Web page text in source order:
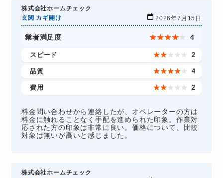
株式会社ホームチェック
玄関 カギ開け
2026年7月15日
業者満足度 ★★★★★ 4
スピード ★★ ★ ★ ★ 2
品質 ★★★★★ 4
費用 ★★ ★ ★ ★ 2
料金問い合わせから連絡したが、オペレーターの方は
料金に触れることなく手配を進められた印象。作業対
応された方の印象は非常に良い。価格について、比較
対象は無いが高いと感じました。
株式会社ホームチェック